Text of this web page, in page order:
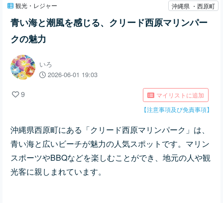
観光・レジャー 沖縄県 ・西原町
青い海と潮風を感じる、クリード西原マリンパー
クの魅力
いろ
2026-06-01 19:03
9
マイリストに追加
【注意事項及び免責事項】
沖縄県西原町にある「クリード西原マリンパーク」は、
青い海と広いビーチが魅力の人気スポットです。マリン
スポーツやBBQなどを楽しむことができ、地元の人や観
光客に親しまれています。